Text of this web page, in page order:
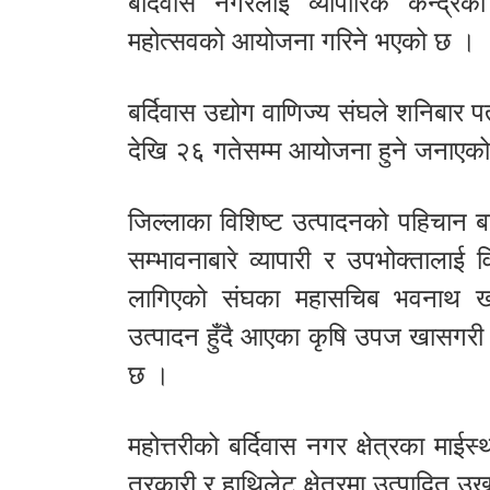
महोत्सवको आयोजना गरिने भएको छ ।
बर्दिवास उद्योग वाणिज्य संघले
देखि २६ गतेसम्म आयोजना हुने
जिल्लाका विशिष्ट उत्पादनको पहिचान
सम्भावनाबारे व्यापारी र
लागिएको संघका महासचिब भवनाथ
उत्पादन हुँदै आएका कृषि उपज खासगरी
छ ।
महोत्तरीको बर्दिवास नगर क्षेत्रका
तरकारी र हाथिलेट क्षेत्रमा उत्पादित